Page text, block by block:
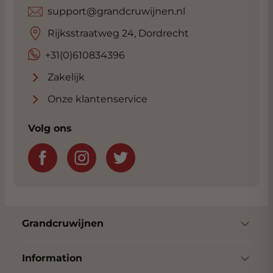
+31(0)610834396
support@grandcruwijnen.nl
Rijksstraatweg 24, Dordrecht
Zakelijk
Onze klantenservice
Volg ons
Grandcruwijnen
Information